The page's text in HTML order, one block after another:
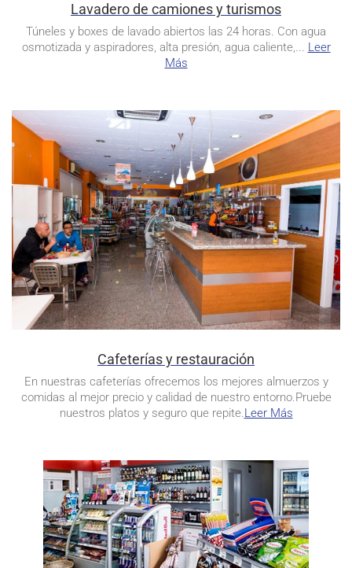
Lavadero de camiones y turismos
Túneles y boxes de lavado abiertos las 24 horas. Con agua
osmotizada y aspiradores, alta presión, agua caliente,... Leer
Más
Cafeterías y restauración
En nuestras cafeterías ofrecemos los mejores almuerzos y
comidas al mejor precio y calidad de nuestro entorno.Pruebe
nuestros platos y seguro que repite.Leer Más